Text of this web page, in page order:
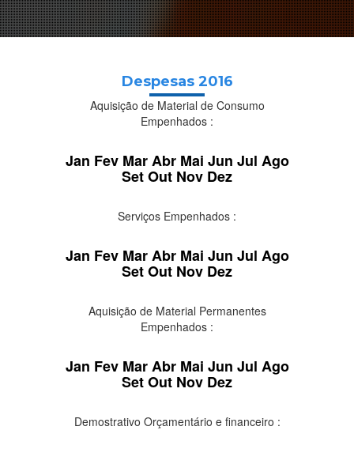
Despesas 2016
Aquisição de Material de Consumo
Empenhados :
Jan Fev MarAbr Mai Jun Jul Ago
SetOut Nov Dez
Serviços Empenhados :
Jan Fev MarAbr Mai Jun Jul Ago
SetOut Nov Dez
Aquisição de Material Permanentes
Empenhados :
Jan Fev MarAbr Mai Jun Jul Ago
SetOut Nov Dez
Demostrativo Orçamentário e financeiro :